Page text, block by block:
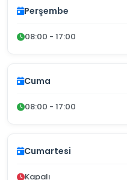
Perşembe
08:00 - 17:00
Cuma
08:00 - 17:00
Cumartesi
Kapalı